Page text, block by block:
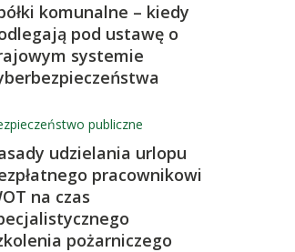
komunalne – kiedy
pod ustawę o
systemie
publiczne
udzielania urlopu
pracownikowi
na czas
pożarniczego